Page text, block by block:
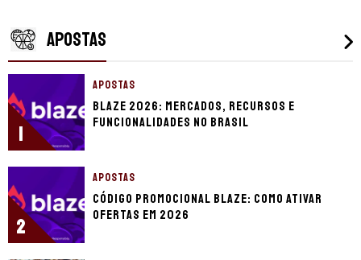
APOSTAS
1
APOSTAS
Blaze 2026: mercados, recursos e
funcionalidades no Brasil
2
APOSTAS
Código promocional Blaze: como ativar
ofertas em 2026